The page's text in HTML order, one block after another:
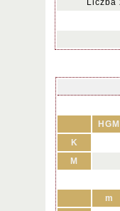
Liczba
HGM
K
M
m